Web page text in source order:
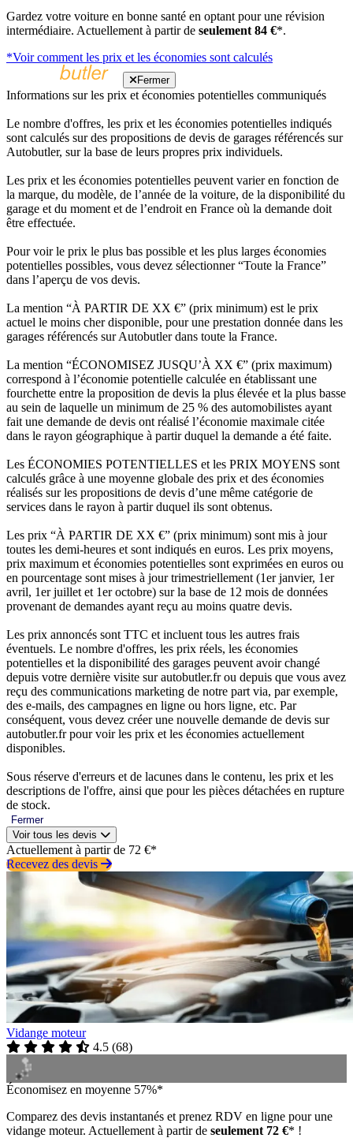
Gardez votre voiture en bonne santé en optant pour une révision
intermédiaire. Actuellement à partir de seulement 84 €*.
*Voir comment les prix et les économies sont calculés
Fermer
Informations sur les prix et économies potentielles communiqués
Le nombre d'offres, les prix et les économies potentielles indiqués
sont calculés sur des propositions de devis de garages référencés sur
Autobutler, sur la base de leurs propres prix individuels.
Les prix et les économies potentielles peuvent varier en fonction de
la marque, du modèle, de l’année de la voiture, de la disponibilité du
garage et du moment et de l’endroit en France où la demande doit
être effectuée.
Pour voir le prix le plus bas possible et les plus larges économies
potentielles possibles, vous devez sélectionner “Toute la France”
dans l’aperçu de vos devis.
La mention “À PARTIR DE XX €” (prix minimum) est le prix
actuel le moins cher disponible, pour une prestation donnée dans les
garages référencés sur Autobutler dans toute la France.
La mention “ÉCONOMISEZ JUSQU’À XX €” (prix maximum)
correspond à l’économie potentielle calculée en établissant une
fourchette entre la proposition de devis la plus élevée et la plus basse
au sein de laquelle un minimum de 25 % des automobilistes ayant
fait une demande de devis ont réalisé l’économie maximale citée
dans le rayon géographique à partir duquel la demande a été faite.
Les ÉCONOMIES POTENTIELLES et les PRIX MOYENS sont
calculés grâce à une moyenne globale des prix et des économies
réalisés sur les propositions de devis d’une même catégorie de
services dans le rayon à partir duquel ils sont obtenus.
Les prix “À PARTIR DE XX €” (prix minimum) sont mis à jour
toutes les demi-heures et sont indiqués en euros. Les prix moyens,
prix maximum et économies potentielles sont exprimées en euros ou
en pourcentage sont mises à jour trimestriellement (1er janvier, 1er
avril, 1er juillet et 1er octobre) sur la base de 12 mois de données
provenant de demandes ayant reçu au moins quatre devis.
Les prix annoncés sont TTC et incluent tous les autres frais
éventuels. Le nombre d'offres, les prix réels, les économies
potentielles et la disponibilité des garages peuvent avoir changé
depuis votre dernière visite sur autobutler.fr ou depuis que vous avez
reçu des communications marketing de notre part via, par exemple,
des e-mails, des campagnes en ligne ou hors ligne, etc. Par
conséquent, vous devez créer une nouvelle demande de devis sur
autobutler.fr pour voir les prix et les économies actuellement
disponibles.
Sous réserve d'erreurs et de lacunes dans le contenu, les prix et les
descriptions de l'offre, ainsi que pour les pièces détachées en rupture
de stock.
Fermer
Voir tous les devis
Actuellement à partir de 72 €*
Recevez des devis
Vidange moteur
4.5 (68)
Économisez en moyenne 57%*
Comparez des devis instantanés et prenez RDV en ligne pour une
vidange moteur. Actuellement à partir de seulement 72 €* !